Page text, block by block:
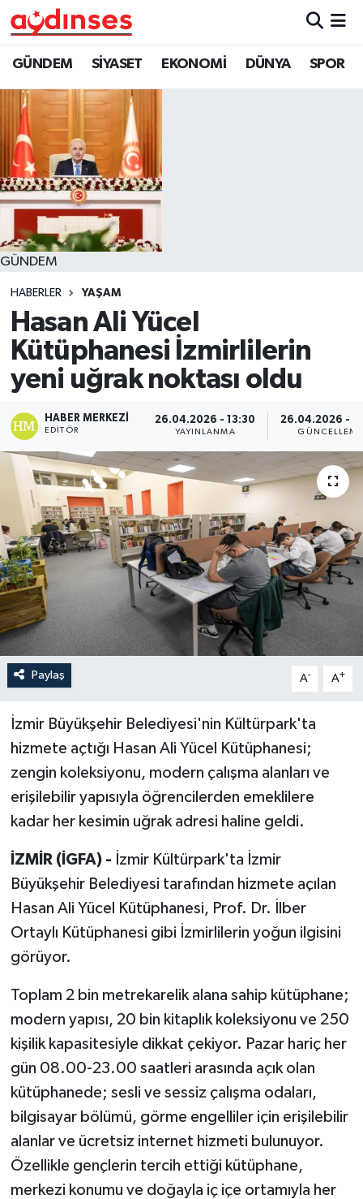
GÜNDEM SİYASET EKONOMİ DÜNYA SPOR
GÜNDEM
HABERLER YAŞAM
Hasan Ali Yücel
Kütüphanesi İzmirlilerin
yeni uğrak noktası oldu
HABER MERKEZI
EDITÖR
26.04.2026 - 13:30
YAYINLANMA
26.04.2026 -
GÜNCELLEME
Paylaş A- A+
İzmir Büyükşehir Belediyesi'nin Kültürpark'ta
hizmete açtığı Hasan Ali Yücel Kütüphanesi;
zengin koleksiyonu, modern çalışma alanları ve
erişilebilir yapısıyla öğrencilerden emeklilere
kadar her kesimin uğrak adresi haline geldi.
İZMİR (İGFA) - İzmir Kültürpark'ta İzmir
Büyükşehir Belediyesi tarafından hizmete açılan
Hasan Ali Yücel Kütüphanesi, Prof. Dr. İlber
Ortaylı Kütüphanesi gibi İzmirlilerin yoğun ilgisini
görüyor.
Toplam 2 bin metrekarelik alana sahip kütüphane;
modern yapısı, 20 bin kitaplık koleksiyonu ve 250
kişilik kapasitesiyle dikkat çekiyor. Pazar hariç her
gün 08.00-23.00 saatleri arasında açık olan
kütüphanede; sesli ve sessiz çalışma odaları,
bilgisayar bölümü, görme engelliler için erişilebilir
alanlar ve ücretsiz internet hizmeti bulunuyor.
Özellikle gençlerin tercih ettiği kütüphane,
merkezi konumu ve doğayla iç içe ortamıyla her
GÜNDEM
SİYASET
EKONOMİ
DÜNYA
SPOR
MAGAZİN
Nöbetçi Eczaneler
Hava Durumu
Aydin Namaz Vakitleri
Trafik Durumu
Süper Lig Puan Durumu ve Fikstür
Tüm Manşetler
Son Dakika Haberleri
Haber Arşivi